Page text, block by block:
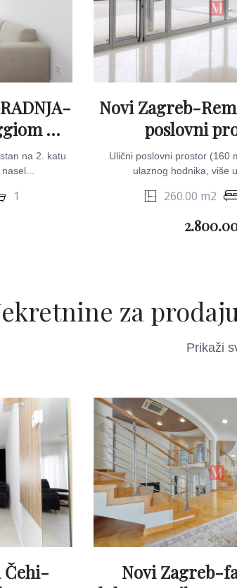
&
na 2. katu
1
Novi Zagreb-
poslovni
Ulični poslovni prostor (160
ulaznog hodnika, više
260.00 m2
za
Prikaži
Čehi-
Novi Zagreb-